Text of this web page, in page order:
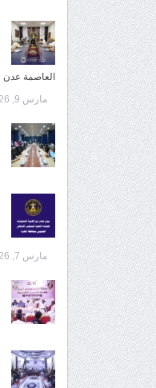
العاصمة عدن
مارس 9, 2026
مارس 7, 2026